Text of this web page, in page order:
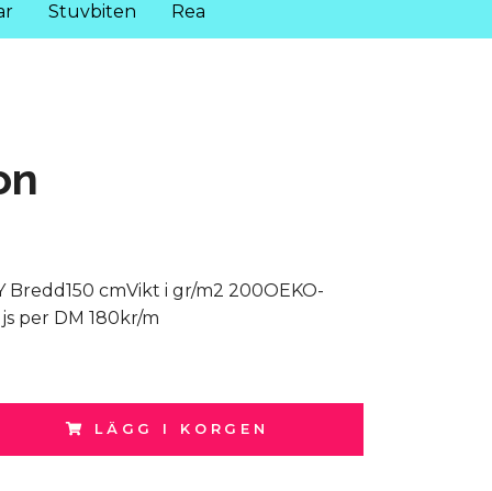
Stuvbiten Rea
Bredd150 cmVikt i gr/m2 200OEKO-
per DM 180kr/m
LÄGG I KORGEN